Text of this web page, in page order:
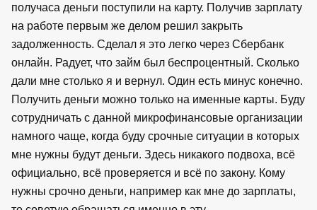
получаса деньги поступили на карту. Получив зарплату
на работе первым же делом решил закрыть
задолженность. Сделал я это легко через Сбербанк
онлайн. Радует, что займ был беспроцентный. Сколько
дали мне столько я и вернул. Один есть минус конечно.
Получить деньги можно только на именные карты. Буду
сотрудничать с данной микрофинансовые организации
намного чаще, когда буду срочные ситуации в которых
мне нужны будут деньги. Здесь никакого подвоха, всё
официально, всё проверяется и всё по закону. Кому
нужны срочно деньги, например как мне до зарплаты,